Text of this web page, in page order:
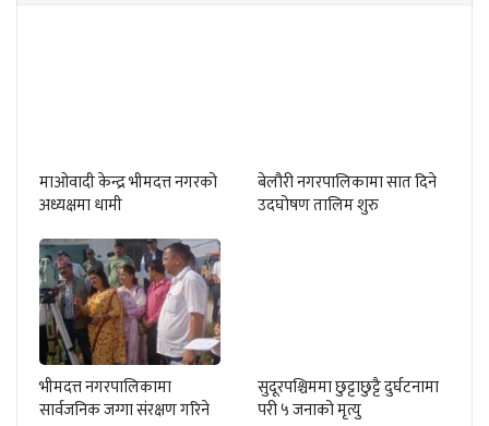
माओवादी केन्द्र भीमदत्त नगरको
अध्यक्षमा धामी
बेलौरी नगरपालिकामा सात दिने
उदघोषण तालिम शुरु
भीमदत्त नगरपालिकामा
सार्वजनिक जग्गा संरक्षण गरिने
सुदूरपश्चिममा छुट्टाछुट्टै दुर्घटनामा
परी ५ जनाको मृत्यु